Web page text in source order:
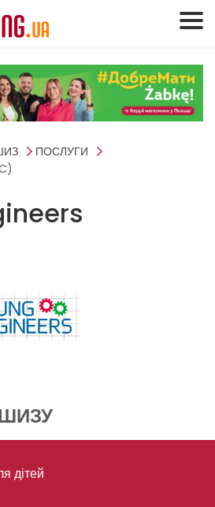
ПОСЛУГИ
дітей